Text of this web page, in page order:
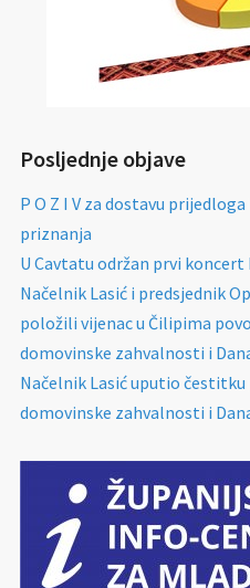
Posljednje objave
P O Z I V za dostavu
priznanja
U Cavtatu održan prvi
Načelnik Lasić i predsjednik
položili vijenac u Čilipima
domovinske zahvalnosti i
Načelnik Lasić uputio čestitku
domovinske zahvalnosti i